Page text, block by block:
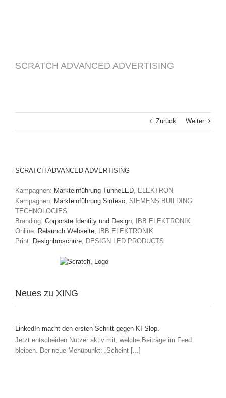
SCRATCH ADVANCED ADVERTISING
Zurück Weiter
SCRATCH ADVANCED ADVERTISING
Kampagnen: Markteinführung TunneLED, ELEKTRON
Kampagnen: Markteinführung Sinteso, SIEMENS BUILDING
TECHNOLOGIES
Branding: Corporate Identity und Design, IBB ELEKTRONIK
Online: Relaunch Webseite, IBB ELEKTRONIK
Print: Designbroschüre, DESIGN LED PRODUCTS
Neues zu XING
LinkedIn macht den ersten Schritt gegen KI-Slop.
Jetzt entscheiden Nutzer aktiv mit, welche Beiträge im Feed
bleiben. Der neue Menüpunkt: „Scheint [...]